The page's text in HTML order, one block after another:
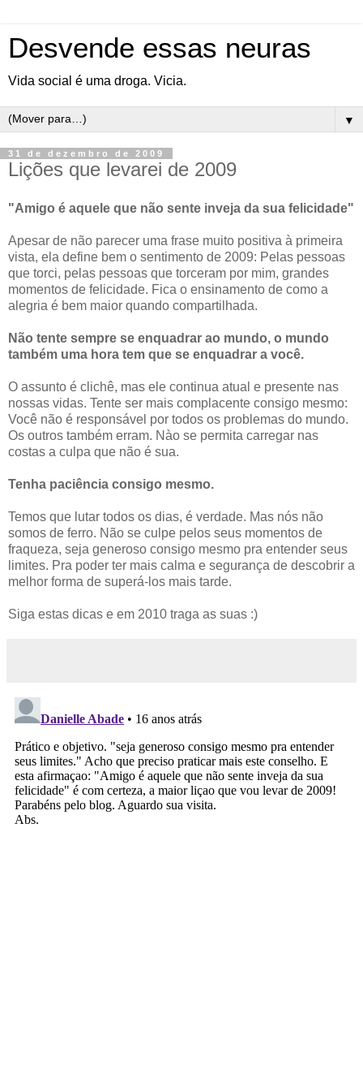
Desvende essas neuras
Vida social é uma droga. Vicia.
▼
31 de dezembro de 2009
Lições que levarei de 2009
"Amigo é aquele que não sente inveja da sua felicidade"
Apesar de não parecer uma frase muito positiva à primeira
vista, ela define bem o sentimento de 2009: Pelas pessoas
que torci, pelas pessoas que torceram por mim, grandes
momentos de felicidade. Fica o ensinamento de como a
alegria é bem maior quando compartilhada.
Não tente sempre se enquadrar ao mundo, o mundo
também uma hora tem que se enquadrar a você.
O assunto é clichê, mas ele continua atual e presente nas
nossas vidas. Tente ser mais complacente consigo mesmo:
Você não é responsável por todos os problemas do mundo.
Os outros também erram. Nào se permita carregar nas
costas a culpa que não é sua.
Tenha paciência consigo mesmo.
Temos que lutar todos os dias, é verdade. Mas nós não
somos de ferro. Não se culpe pelos seus momentos de
fraqueza, seja generoso consigo mesmo pra entender seus
limites. Pra poder ter mais calma e segurança de descobrir a
melhor forma de superá-los mais tarde.
Siga estas dicas e em 2010 traga as suas :)